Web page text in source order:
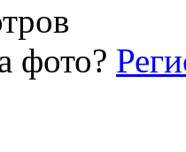
фото?